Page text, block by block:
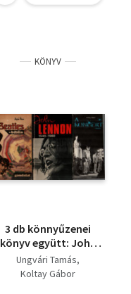
KÖNYV
3 db könnyűzenei
könyv együtt: John
Lennon 1940-1980, A
koncert-dosszié,
Ungvári Tamás
Koltay Gábor